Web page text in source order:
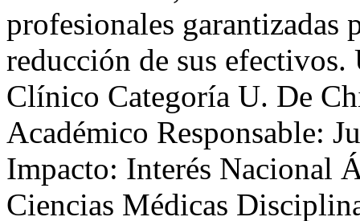
profesionales garantizadas
reducción de sus
Clínico Categoría U. De
Académico Responsable:
Impacto: Interés Nacional
Ciencias Médicas